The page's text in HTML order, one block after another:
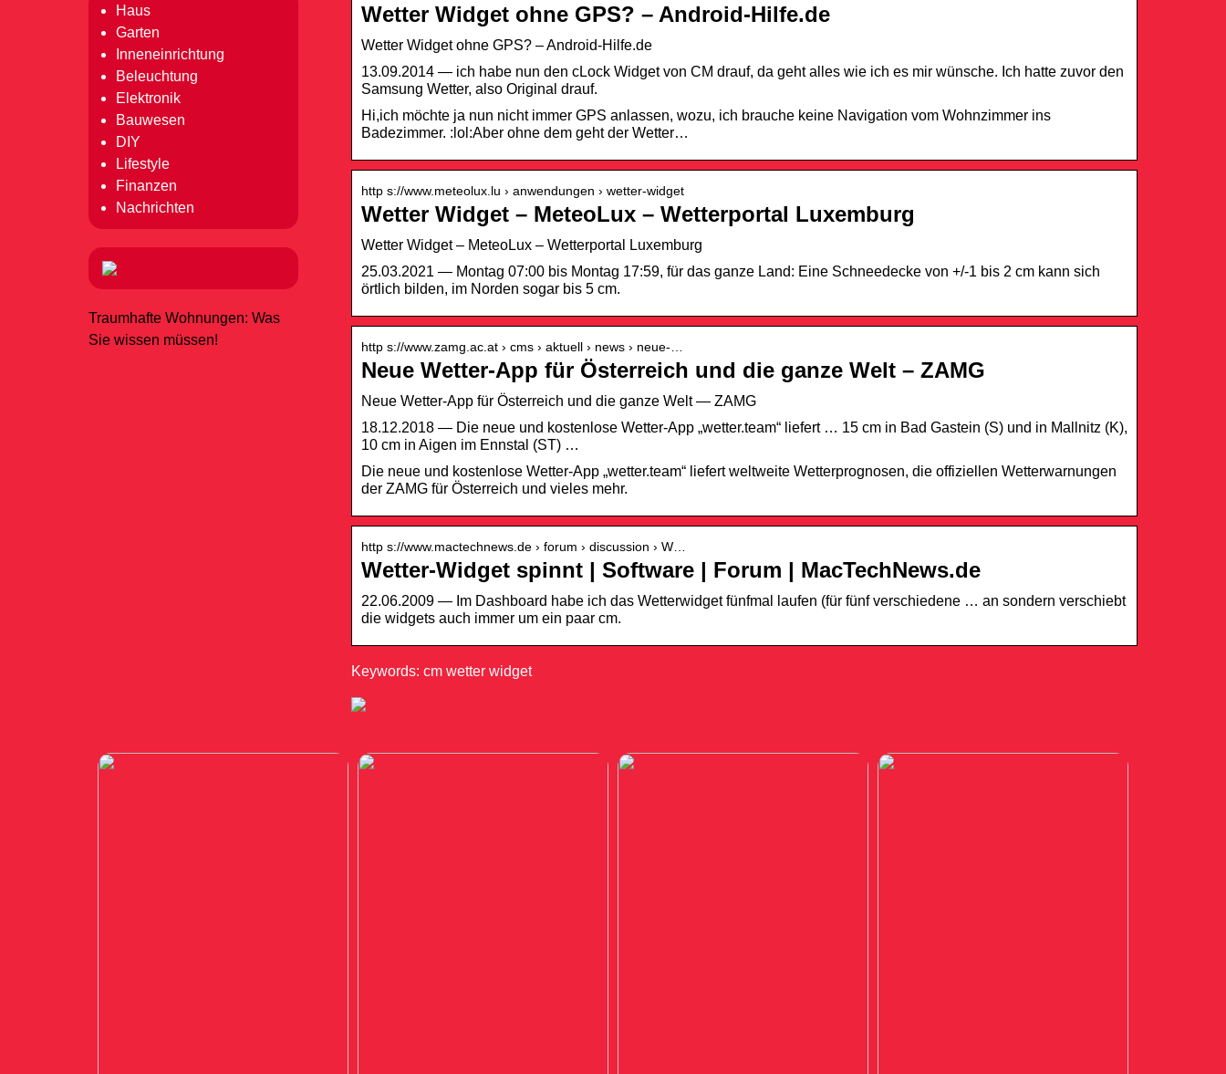
Wetter Widget ohne GPS? – Android-Hilfe.de
Wetter Widget ohne GPS? – Android-Hilfe.de
13.09.2014 — ich habe nun den cLock Widget von CM drauf, da geht alles wie ich es mir wünsche. Ich hatte zuvor den
Samsung Wetter, also Original drauf.
Hi,ich möchte ja nun nicht immer GPS anlassen, wozu, ich brauche keine Navigation vom Wohnzimmer ins
Badezimmer. :lol:Aber ohne dem geht der Wetter…
http s://www.meteolux.lu › anwendungen › wetter-widget
Wetter Widget – MeteoLux – Wetterportal Luxemburg
Wetter Widget – MeteoLux – Wetterportal Luxemburg
25.03.2021 — Montag 07:00 bis Montag 17:59, für das ganze Land: Eine Schneedecke von +/-1 bis 2 cm kann sich
örtlich bilden, im Norden sogar bis 5 cm.
http s://www.zamg.ac.at › cms › aktuell › news › neue-…
Neue Wetter-App für Österreich und die ganze Welt – ZAMG
Neue Wetter-App für Österreich und die ganze Welt — ZAMG
18.12.2018 — Die neue und kostenlose Wetter-App „wetter.team“ liefert … 15 cm in Bad Gastein (S) und in Mallnitz (K),
10 cm in Aigen im Ennstal (ST) …
Die neue und kostenlose Wetter-App „wetter.team“ liefert weltweite Wetterprognosen, die offiziellen Wetterwarnungen
der ZAMG für Österreich und vieles mehr.
http s://www.mactechnews.de › forum › discussion › W…
Wetter-Widget spinnt | Software | Forum | MacTechNews.de
22.06.2009 — Im Dashboard habe ich das Wetterwidget fünfmal laufen (für fünf verschiedene … an sondern verschiebt
die widgets auch immer um ein paar cm.
Keywords: cm wetter widget
Haus
Garten
Inneneinrichtung
Beleuchtung
Elektronik
Bauwesen
DIY
Lifestyle
Finanzen
Nachrichten
Traumhafte Wohnungen: Was
Sie wissen müssen!